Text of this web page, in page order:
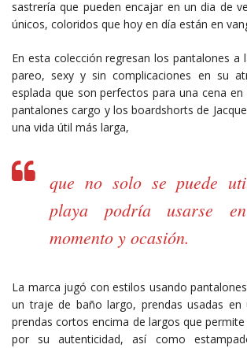
sastrería que pueden encajar en un dia de
únicos, coloridos que hoy en día están en
En esta colección regresan los pantalones a
pareo, sexy y sin complicaciones en su
esplada que son perfectos para una cena
pantalones cargo y los boardshorts de
una vida útil más larga,
que no solo se puede
playa podría usarse
momento y ocasión.
La marca jugó con estilos usando
un traje de baño largo, prendas usadas en
prendas cortos encima de largos que
por su autenticidad, así como